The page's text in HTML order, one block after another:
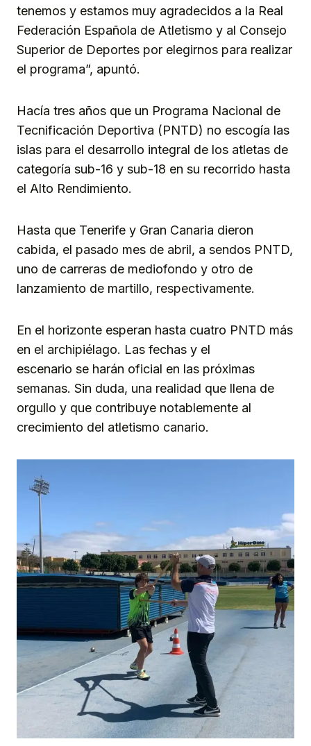
tenemos y estamos muy agradecidos a la Real
Federación Española de Atletismo y al Consejo
Superior de Deportes por elegirnos para realizar
el programa”, apuntó.
Hacía tres años que un Programa Nacional de
Tecnificación Deportiva (PNTD) no escogía las
islas para el desarrollo integral de los atletas de
categoría sub-16 y sub-18 en su recorrido hasta
el Alto Rendimiento.
Hasta que Tenerife y Gran Canaria dieron
cabida, el pasado mes de abril, a sendos PNTD,
uno de carreras de mediofondo y otro de
lanzamiento de martillo, respectivamente.
En el horizonte esperan hasta cuatro PNTD más
en el archipiélago. Las fechas y el
escenario se harán oficial en las próximas
semanas. Sin duda, una realidad que llena de
orgullo y que contribuye notablemente al
crecimiento del atletismo canario.